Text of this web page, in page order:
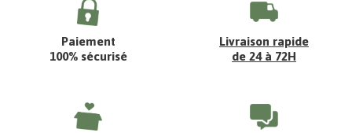
Paiement
100% sécurisé
Livraison rapide
de 24 à 72H